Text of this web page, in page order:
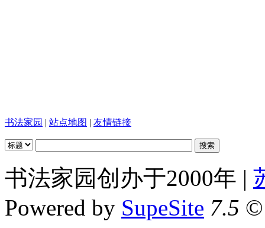
书法家园 | 站点地图 | 友情链接
书法家园创办于2000年 |
Powered by SupeSite 7.5 ©